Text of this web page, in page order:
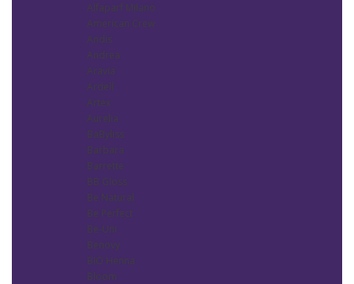
Alfaparf Milano
American Crew
Andis
Andrea
Aravia
Ardell
Artex
Aurelia
BaByliss
Barbara
Barrette
BB Gloss
Be Natural
Be Perfect
Be-Uni
Benovy
BIO Henna
Bloom